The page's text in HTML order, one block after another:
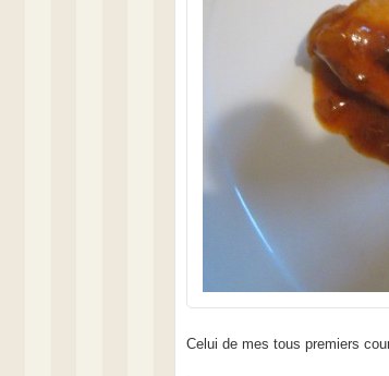
Celui de mes tous premiers